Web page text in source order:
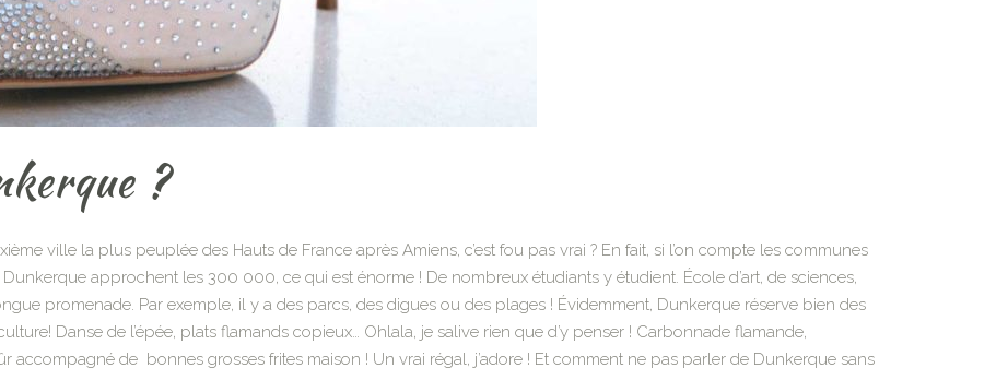
?
ville la plus peuplée des Hauts de France après Amiens, c’est fou pas vrai ? En fait, si l’on compte les communes
approchent les 300 000, ce qui est énorme ! De nombreux étudiants y étudient. École d’art, de sciences,
promenade. Par exemple, il y a des parcs, des digues ou des plages ! Évidemment, Dunkerque réserve bien des
Danse de l’épée, plats flamands copieux… Ohlala, je salive rien que d’y penser ! Carbonnade flamande,
accompagné de bonnes grosses frites maison ! Un vrai régal, j’adore ! Et comment ne pas parler de Dunkerque sans